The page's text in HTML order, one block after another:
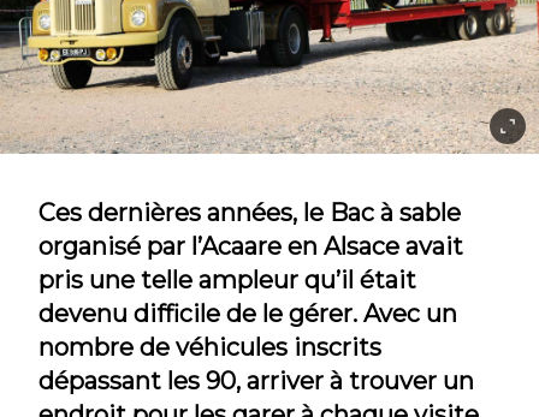
Ces dernières années, le Bac à sable
organisé par l’Acaare en Alsace avait
pris une telle ampleur qu’il était
devenu difficile de le gérer. Avec un
nombre de véhicules inscrits
dépassant les 90, arriver à trouver un